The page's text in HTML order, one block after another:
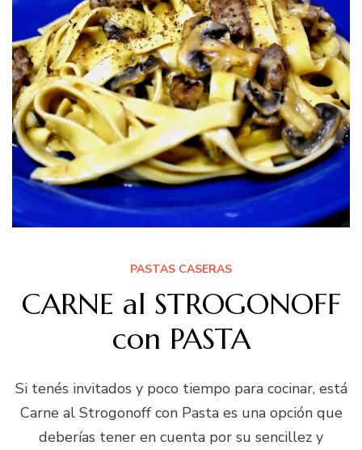
PASTAS CASERAS
CARNE al STROGONOFF
con PASTA
Si tenés invitados y poco tiempo para cocinar, está
Carne al Strogonoff con Pasta es una opción que
deberías tener en cuenta por su sencillez y